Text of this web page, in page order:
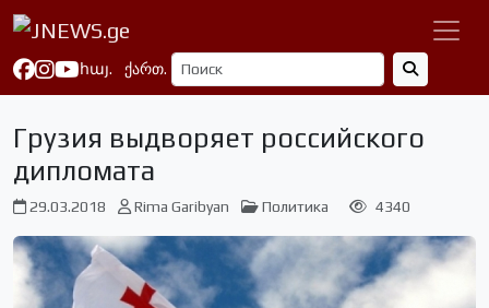
հայ. ქართ.
Грузия выдворяет российского
дипломата
29.03.2018 Rima Garibyan Политика 4340